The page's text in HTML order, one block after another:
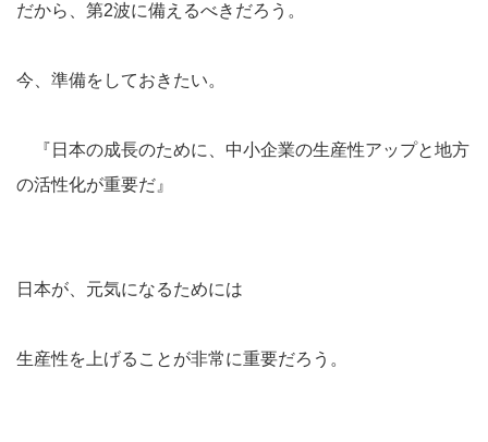
だから、第2波に備えるべきだろう。
今、準備をしておきたい。
『日本の成長のために、中小企業の生産性アップと地方
の活性化が重要だ』
日本が、元気になるためには
生産性を上げることが非常に重要だろう。